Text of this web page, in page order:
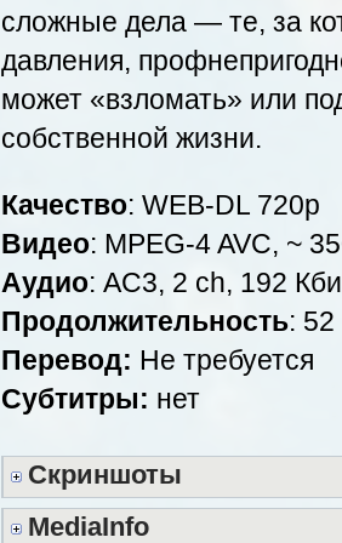
сложные дела — те, за
давления,
может «взломать» или
собственной жизни.
Качество: WEB-DL 720p
Видео: MPEG-4 AVC, ~
Аудио: AC3, 2 ch, 192
Продолжительность:
Перевод: Не требуется
Субтитры: нет
Скриншоты
MediaInfo